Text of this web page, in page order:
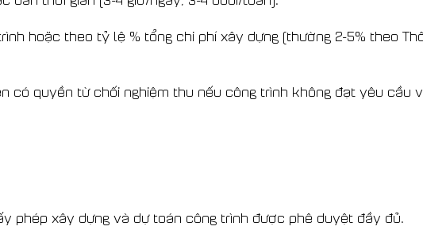
hoặc theo tỷ lệ % tổng chi phí xây dựng (thường 2-5% theo
có quyền từ chối nghiệm thu nếu công trình không đạt yêu cầu
phép xây dựng và dự toán công trình được phê duyệt đầy đủ.